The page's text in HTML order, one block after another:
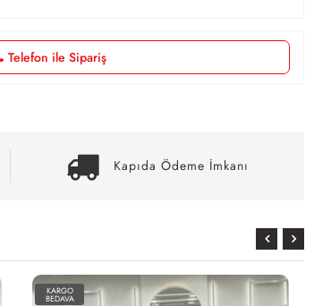
Telefon ile Sipariş
Kapıda Ödeme İmkanı
KARGO
BEDAVA